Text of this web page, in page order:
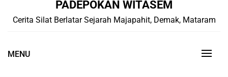
PADEPOKAN WITASEM
Cerita Silat Berlatar Sejarah Majapahit, Demak, Mataram
MENU